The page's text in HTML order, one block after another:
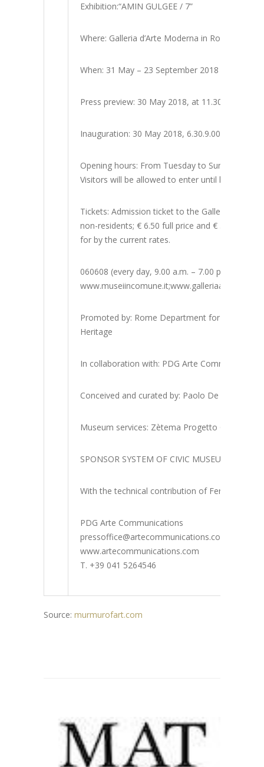
Exhibition:“AMIN GULGEE / 7”
Where: Galleria d’Arte Moderna in Rome, Via
When: 31 May – 23 September 2018
Press preview: 30 May 2018, at 11.30 a.m.
Inauguration: 30 May 2018, 6.30.9.00 p.m.
Opening hours: From Tuesday to Sunday, 10.00
Visitors will be allowed to enter until half an
Tickets: Admission ticket to the Galleria d’Arte
non-residents; € 6.50 full price and € 5.50
for by the current rates.
060608 (every day, 9.00 a.m. – 7.00 p.m.)
Promoted by: Rome Department for Cultural
Heritage
In collaboration with: PDG Arte
Conceived and curated by: Paolo De Grandis
Museum services: Zètema Progetto Cultura
SPONSOR SYSTEM OF CIVIC MUSEUMS
With the technical contribution of Ferrovie dello
PDG Arte Communications
pressoffice@artecommunications.com
www.artecommunications.com
T. +39 041 5264546
Source: murmurofart.com